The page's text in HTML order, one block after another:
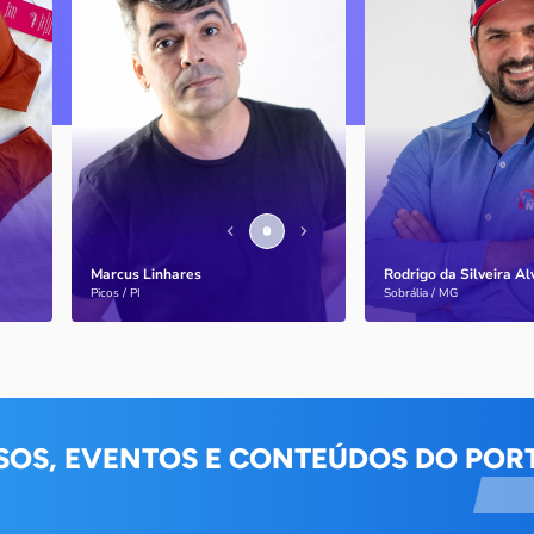
Marcus Linhares
Picos / PI
Picos / PI
Marcus Linhares
transformou a tese do
doutorado em negócio
Saiba mais
Rodrigo da Silveira
Sobrália / MG
Sobrália / MG
Saiba mais
EVENTOS E CONTEÚDOS DO